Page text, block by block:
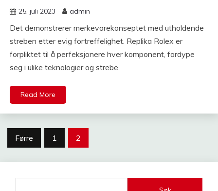
25. juli 2023 admin
Det demonstrerer merkevarekonseptet med utholdende
streben etter evig fortreffelighet. Replika Rolex er
forpliktet til å perfeksjonere hver komponent, fordype
seg i ulike teknologier og strebe
Read More
Posts
Førre 1 2